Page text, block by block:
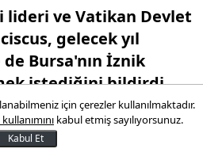
ve Vatikan Devlet
gelecek yıl
Bursa'nın İznik
istediğini bildirdi.
için çerezler kullanılmaktadır.
kabul etmiş sayılıyorsunuz.
Kabul Et